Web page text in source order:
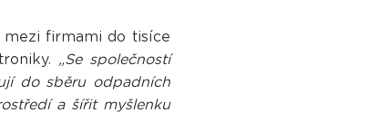
mezi firmami do tisíce
„Se společností
do sběru odpadních
a šířit myšlenku